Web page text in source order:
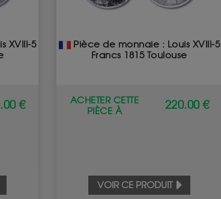
XVIII-5
€
Pièce de monnaie : Louis XVIII-5
Francs 1815 Toulouse
ACHETER CETTE
PIÈCE À
220.00 €
VOIR CE PRODUIT